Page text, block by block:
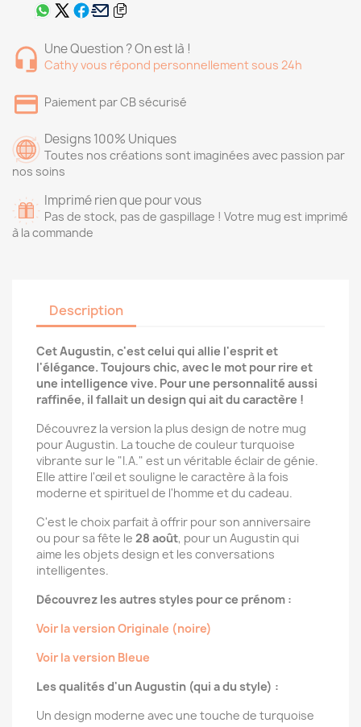
Une Question ? On est là !
Cathy vous répond personnellement sous 24h
Paiement par CB sécurisé
Designs 100% Uniques
Toutes nos créations sont imaginées avec passion par
nos soins
Imprimé rien que pour vous
Pas de stock, pas de gaspillage ! Votre mug est imprimé
à la commande
Description
Cet Augustin, c'est celui qui allie l'esprit et
l'élégance. Toujours chic, avec le mot pour rire et
une intelligence vive. Pour une personnalité aussi
raffinée, il fallait un design qui ait du caractère !
Découvrez la version la plus design de notre mug
pour Augustin. La touche de couleur turquoise
vibrante sur le "I.A." est un véritable éclair de génie.
Elle attire l'œil et souligne le caractère à la fois
moderne et spirituel de l'homme et du cadeau.
C'est le choix parfait à offrir pour son anniversaire
ou pour sa fête le 28 août, pour un Augustin qui
aime les objets design et les conversations
intelligentes.
Découvrez les autres styles pour ce prénom :
Voir la version Originale (noire)
Voir la version Bleue
Les qualités d'un Augustin (qui a du style) :
Un design moderne avec une touche de turquoise